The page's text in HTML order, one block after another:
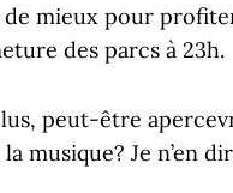
de mieux pour
des parcs à 23h.
peut-être
la musique? Je n’en